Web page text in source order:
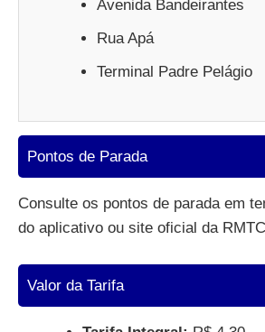
Avenida Bandeirantes
Rua Apá
Terminal Padre Pelágio
Pontos de Parada
Consulte os pontos de parada em
do aplicativo ou site oficial da
Valor da Tarifa